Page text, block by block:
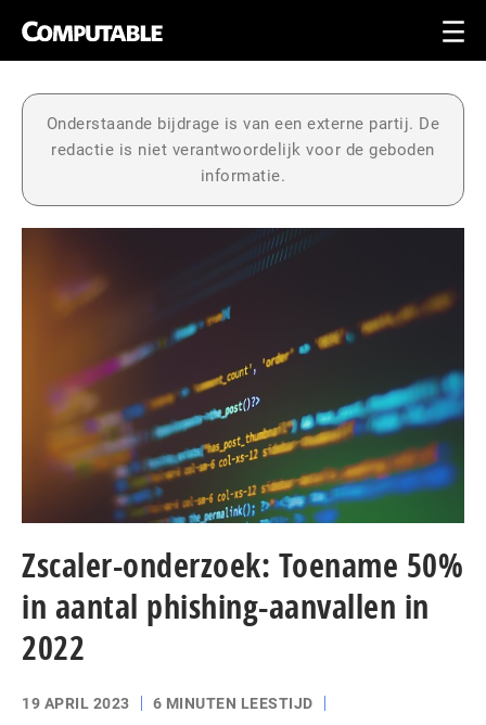
Onderstaande bijdrage is van een externe partij. De
redactie is niet verantwoordelijk voor de geboden
informatie.
Zscaler-onderzoek: Toename 50%
in aantal phishing-aanvallen in
2022
19 APRIL 2023
6 MINUTEN LEESTIJD